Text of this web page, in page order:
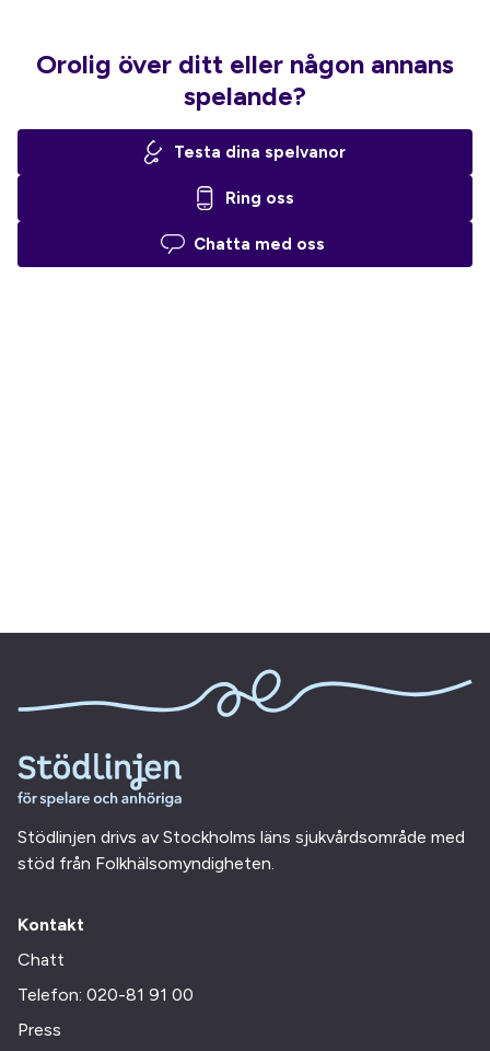
Orolig över ditt eller någon annans
spelande?
Testa dina spelvanor
Ring oss
Chatta med oss
Stödlinjen drivs av Stockholms läns sjukvårdsområde med
stöd från Folkhälsomyndigheten.
Kontakt
Chatt
Telefon: 020-81 91 00
Press